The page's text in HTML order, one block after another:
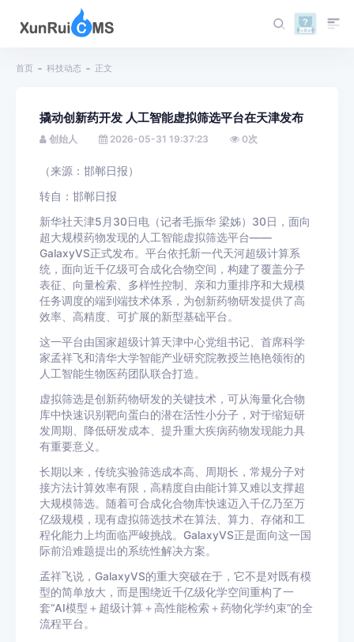
首页 科技动态 正文
撬动创新药开发 人工智能虚拟筛选平台在天津发布
创始人 2026-05-31 19:37:23 0次
（来源：邯郸日报）
转自：邯郸日报
新华社天津5月30日电（记者毛振华 梁姊）30日，面向
超大规模药物发现的人工智能虚拟筛选平台——
GalaxyVS正式发布。平台依托新一代天河超级计算系
统，面向近千亿级可合成化合物空间，构建了覆盖分子
表征、向量检索、多样性控制、亲和力重排序和大规模
任务调度的端到端技术体系，为创新药物研发提供了高
效率、高精度、可扩展的新型基础平台。
这一平台由国家超级计算天津中心党组书记、首席科学
家孟祥飞和清华大学智能产业研究院教授兰艳艳领衔的
人工智能生物医药团队联合打造。
虚拟筛选是创新药物研发的关键技术，可从海量化合物
库中快速识别靶向蛋白的潜在活性小分子，对于缩短研
发周期、降低研发成本、提升重大疾病药物发现能力具
有重要意义。
长期以来，传统实验筛选成本高、周期长，常规分子对
接方法计算效率有限，高精度自由能计算又难以支撑超
大规模筛选。随着可合成化合物库快速迈入千亿乃至万
亿级规模，现有虚拟筛选技术在算法、算力、存储和工
程化能力上均面临严峻挑战。GalaxyVS正是面向这一国
际前沿难题提出的系统性解决方案。
孟祥飞说，GalaxyVS的重大突破在于，它不是对既有模
型的简单放大，而是围绕近千亿级化学空间重构了一
套“AI模型＋超级计算＋高性能检索＋药物化学约束”的全
流程平台。